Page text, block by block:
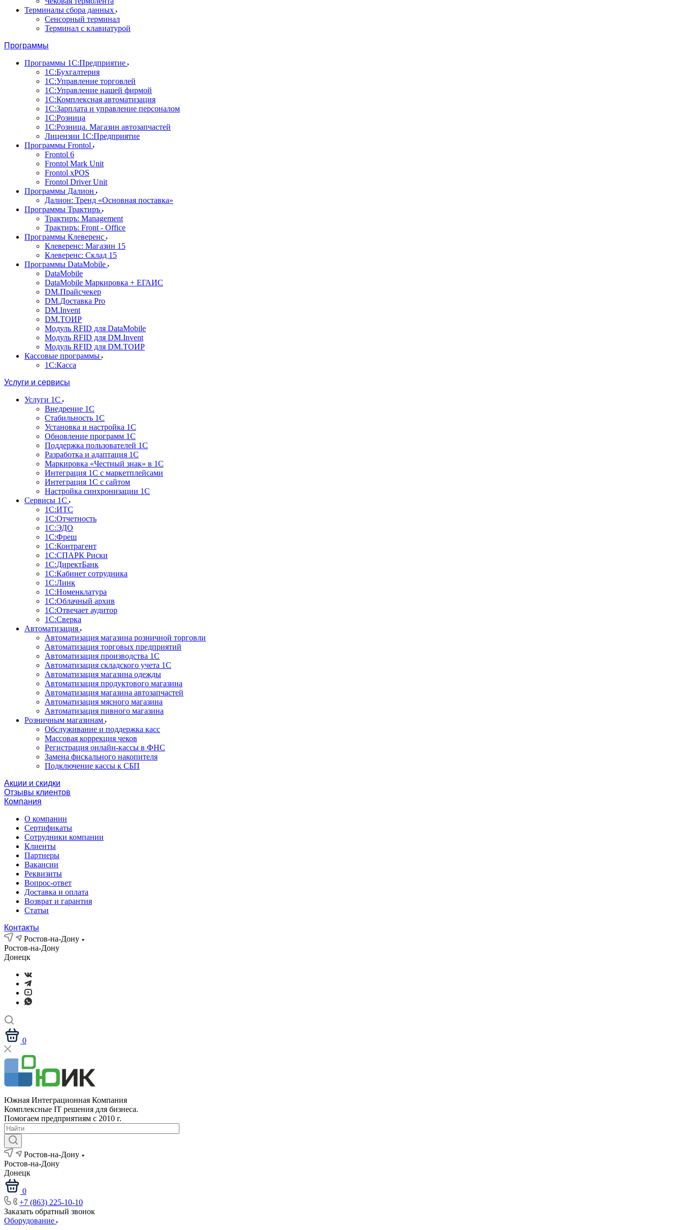
Терминалы сбора данных
Сенсорный терминал
Терминал с клавиатурой
Программы
Программы 1С:Предприятие
1С:Бухгалтерия
1С:Управление торговлей
1С:Управление нашей фирмой
1С:Комплексная автоматизация
1С:Зарплата и управление персоналом
1С:Розница
1С:Розница. Магазин автозапчастей
Лицензии 1С:Предприятие
Программы Frontol
Frontol 6
Frontol Mark Unit
Frontol xPOS
Frontol Driver Unit
Программы Далион
Далион: Тренд «Основная поставка»
Программы Трактиръ
Трактиръ: Management
Трактиръ: Front - Office
Программы Клеверенс
Клеверенс: Магазин 15
Клеверенс: Склад 15
Программы DataMobile
DataMobile
DataMobile Маркировка + ЕГАИС
DM.Прайсчекер
DM.Доставка Pro
DM.Invent
DM.ТОИР
Модуль RFID для DataMobile
Модуль RFID для DM.Invent
Модуль RFID для DM.ТОИР
Кассовые программы
1С:Касса
Услуги и сервисы
Услуги 1С
Внедрение 1С
Стабильность 1С
Установка и настройка 1С
Обновление программ 1С
Поддержка пользователей 1С
Разработка и адаптация 1С
Маркировка «Честный знак» в 1С
Интеграция 1С с маркетплейсами
Интеграция 1С с сайтом
Настройка синхронизации 1С
Сервисы 1С
1С:ИТС
1С:Отчетность
1С:ЭДО
1С:Фреш
1С:Контрагент
1С:CПАРК Риски
1С:ДиректБанк
1С:Кабинет сотрудника
1С:Линк
1С:Номенклатура
1С:Облачный архив
1С:Отвечает аудитор
1С:Сверка
Автоматизация
Автоматизация магазина розничной торговли
Автоматизация торговых предприятий
Автоматизация производства 1С
Автоматизация складского учета 1C
Автоматизация магазина одежды
Автоматизация продуктового магазина
Автоматизация магазина автозапчастей
Автоматизация мясного магазина
Автоматизация пивного магазина
Розничным магазинам
Обслуживание и поддержка касс
Массовая коррекция чеков
Регистрация онлайн-кассы в ФНС
Замена фискального накопителя
Подключение кассы к СБП
Акции и скидки
Отзывы клиентов
Компания
О компании
Сертификаты
Сотрудники компании
Клиенты
Партнеры
Вакансии
Реквизиты
Вопрос-ответ
Доставка и оплата
Возврат и гарантия
Статьи
Контакты
Ростов-на-Дону
Ростов-на-Дону
Донецк
0
Южная Интеграционная Компания
Комплексные IT решения для бизнеса.
Помогаем предприятиям с 2010 г.
Ростов-на-Дону
Ростов-на-Дону
Донецк
0
+7 (863) 225-10-10
Заказать обратный звонок
Оборудование